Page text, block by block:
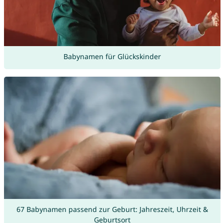
Babynamen für Glückskinder
67 Babynamen passend zur Geburt: Jahreszeit, Uhrzeit &
Geburtsort